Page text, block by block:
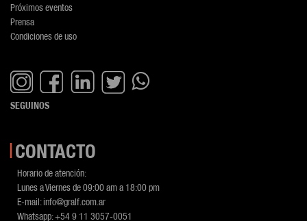
Próximos eventos
Prensa
Condiciones de uso
SEGUINOS
CONTACTO
Horario de atención:
Lunes a Viernes de 09:00 am a 18:00 pm
E-mail:info@gralf.com.ar
Whatsapp:+54 9 11 3057-0051